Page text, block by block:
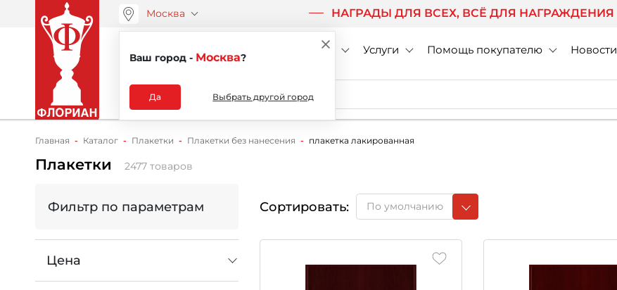
Москва
Ваш город - Москва?
Да Выбрать другой город
НАГРАДЫ ДЛЯ ВСЕХ, ВСЁ ДЛЯ НАГРАЖДЕНИЯ
+7 (495) 730-51-48 О компании Услуги Помощь покупателю Новости
Каталог
Главная Каталог Плакетки Плакетки без нанесения плакетка лакированная
Плакетки 2477 товаров
Фильтр по параметрам
Цена
Сортировать: По умолчанию